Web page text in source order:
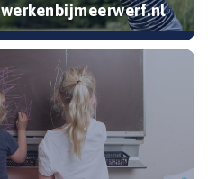
werkenbijmeerwerf.nl